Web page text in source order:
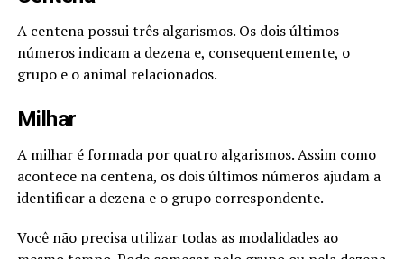
A centena possui três algarismos. Os dois últimos
números indicam a dezena e, consequentemente, o
grupo e o animal relacionados.
Milhar
A milhar é formada por quatro algarismos. Assim como
acontece na centena, os dois últimos números ajudam a
identificar a dezena e o grupo correspondente.
Você não precisa utilizar todas as modalidades ao